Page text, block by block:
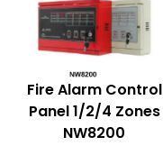
Fire Alarm Control
Panel 1/2/4 Zones
NW8200